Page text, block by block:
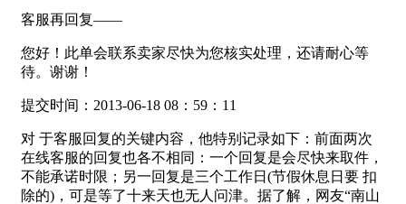
客服再回复——
您好！此单会联系卖家尽快为您核实处理，还请耐心等
待。谢谢！
提交时间：2013-06-18 08：59：11
对 于客服回复的关键内容，他特别记录如下：前面两次
在线客服的回复也各不相同：一个回复是会尽快来取件，
不能承诺时限；另一回复是三个工作日(节假休息日要 扣
除的)，可是等了十来天也无人问津。据了解，网友“南山